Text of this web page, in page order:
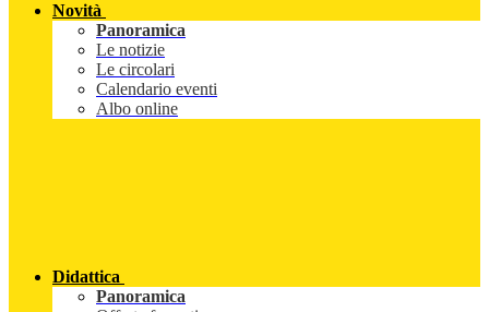
Novità
Panoramica
Le notizie
Le circolari
Calendario eventi
Albo online
Didattica
Panoramica